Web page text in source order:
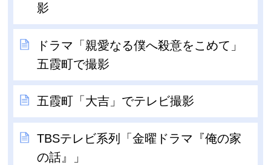
影
ドラマ「親愛なる僕へ殺意をこめて」
五霞町で撮影
五霞町「大吉」でテレビ撮影
TBSテレビ系列「金曜ドラマ『俺の家
の話』」